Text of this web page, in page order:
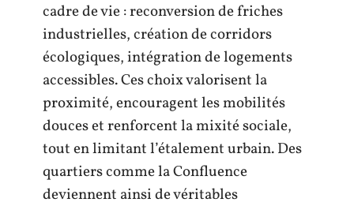
cadre de vie : reconversion de friches
industrielles, création de corridors
écologiques, intégration de logements
accessibles. Ces choix valorisent la
proximité, encouragent les mobilités
douces et renforcent la mixité sociale,
tout en limitant l’étalement urbain. Des
quartiers comme la Confluence
deviennent ainsi de véritables